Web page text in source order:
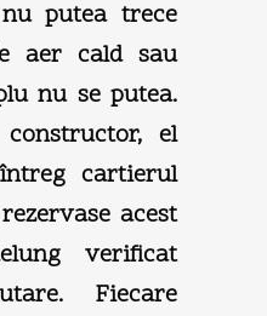
putea trece
aer cald sau
nu se putea.
el
cartierul
acest
verificat
Fiecare